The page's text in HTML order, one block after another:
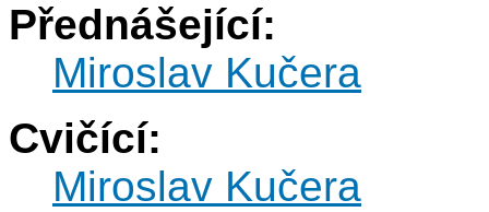
Přednášející:
Miroslav Kučera
Cvičící:
Miroslav Kučera